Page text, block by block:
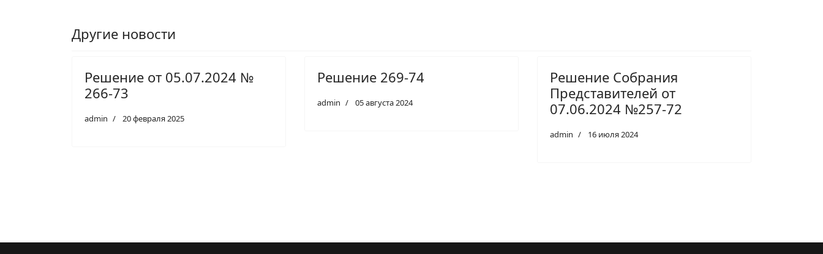
Другие новости
Решение от 05.07.2024 №
266-73
admin 20 февраля 2025
Решение 269-74
admin 05 августа 2024
Решение Собрания
Представителей от
07.06.2024 №257-72
admin 16 июля 2024